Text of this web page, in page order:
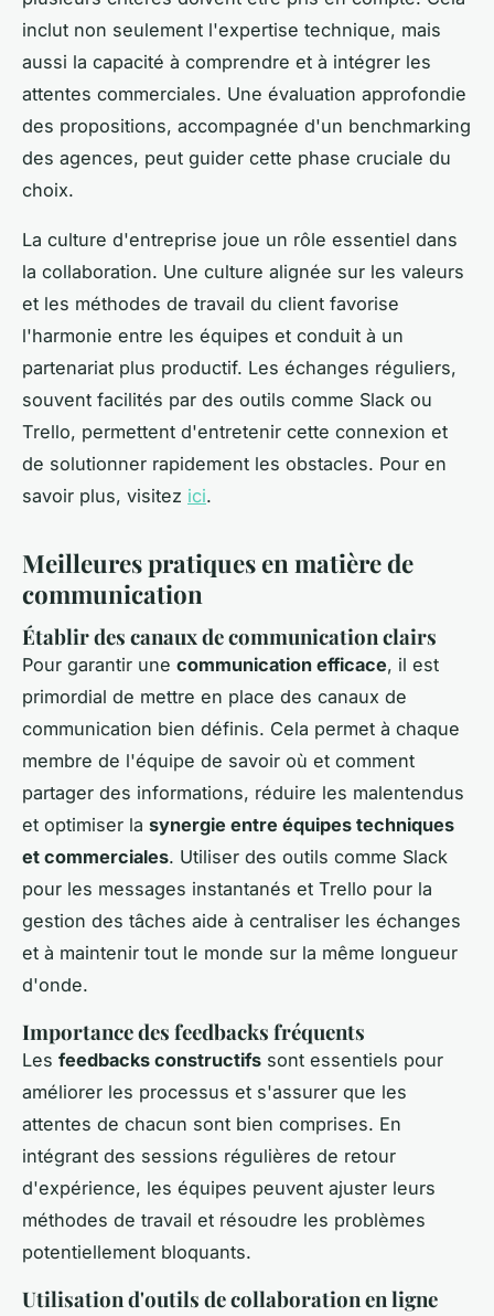
inclut non seulement l'expertise technique, mais
aussi la capacité à comprendre et à intégrer les
attentes commerciales. Une évaluation approfondie
des propositions, accompagnée d'un benchmarking
des agences, peut guider cette phase cruciale du
choix.
La culture d'entreprise joue un rôle essentiel dans
la collaboration. Une culture alignée sur les valeurs
et les méthodes de travail du client favorise
l'harmonie entre les équipes et conduit à un
partenariat plus productif. Les échanges réguliers,
souvent facilités par des outils comme Slack ou
Trello, permettent d'entretenir cette connexion et
de solutionner rapidement les obstacles. Pour en
savoir plus, visitez ici.
Meilleures pratiques en matière de
communication
Établir des canaux de communication clairs
Pour garantir une communication efficace, il est
primordial de mettre en place des canaux de
communication bien définis. Cela permet à chaque
membre de l'équipe de savoir où et comment
partager des informations, réduire les malentendus
et optimiser la synergie entre équipes techniques
et commerciales. Utiliser des outils comme Slack
pour les messages instantanés et Trello pour la
gestion des tâches aide à centraliser les échanges
et à maintenir tout le monde sur la même longueur
d'onde.
Importance des feedbacks fréquents
Les feedbacks constructifs sont essentiels pour
améliorer les processus et s'assurer que les
attentes de chacun sont bien comprises. En
intégrant des sessions régulières de retour
d'expérience, les équipes peuvent ajuster leurs
méthodes de travail et résoudre les problèmes
potentiellement bloquants.
Utilisation d'outils de collaboration en ligne